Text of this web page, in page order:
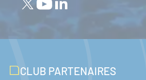
CLUB PARTENAIRES